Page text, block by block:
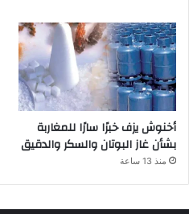
أخنوش يزف خبرًا سارًا للمغاربة
بشأن غاز البوتان والسكر والدقيق
منذ 13 ساعة